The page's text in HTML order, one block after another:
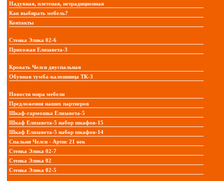
Надувная, плетеная, нетрадиционная
Как выбирать мебель?
Контакты
Стенка Элика 02-6
Прихожая Елизавета-3
Кровать Челси двуспальная
Обувная тумба-калошница ТК-3
Новости мира мебели
Предложения наших партнеров
Шкаф-гармошка Елизавета-5
Шкаф Елизавета-5 набор шкафов-15
Шкаф Елизавета-5 набор шкафов-14
Спальня Челси - Артис 21 век
Стенка Элика 02-7
Стенка Элика 02
Стенка Элика 02-5